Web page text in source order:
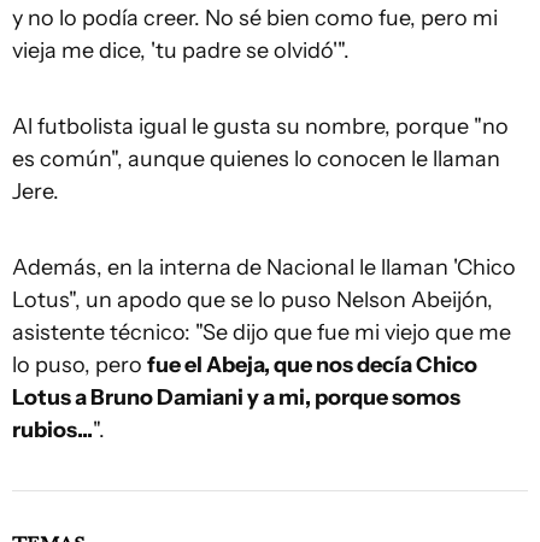
y no lo podía creer. No sé bien como fue, pero mi
vieja me dice, 'tu padre se olvidó'".
Al futbolista igual le gusta su nombre, porque "no
es común", aunque quienes lo conocen le llaman
Jere.
Además, en la interna de Nacional le llaman 'Chico
Lotus", un apodo que se lo puso Nelson Abeijón,
asistente técnico: "Se dijo que fue mi viejo que me
lo puso, pero fue el Abeja, que nos decía Chico
Lotus a Bruno Damiani y a mi, porque somos
rubios...".